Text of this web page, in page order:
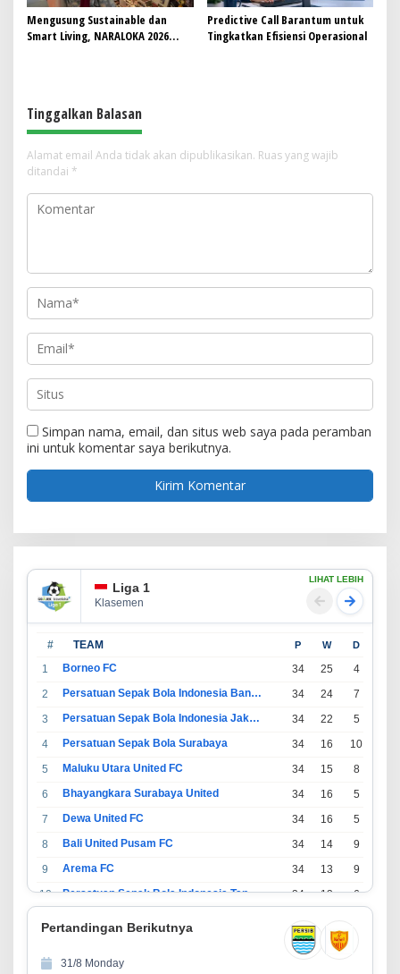
Mengusung Sustainable dan
Smart Living, NARALOKA 2026
Predictive Call Barantum untuk
Tingkatkan Efisiensi Operasional
Tinggalkan Balasan
Alamat email Anda tidak akan dipublikasikan. Ruas yang wajib
ditandai *
Simpan nama, email, dan situs web saya pada peramban
ini untuk komentar saya berikutnya.
Liga 1
Klasemen
LIHAT LEBIH
# TEAM P W D
1 Borneo FC 34 25 4
2
Persatuan Sepak Bola Indonesia Bandung 34 24 7
3
Persatuan Sepak Bola Indonesia Jakarta 34 22 5
4
Persatuan Sepak Bola Surabaya 34 16 10
5
Maluku Utara United FC 34 15 8
6
Bhayangkara Surabaya United 34 16 5
7
Dewa United FC 34 16 5
8
Bali United Pusam FC 34 14 9
9
Arema FC 34 13 9
10
Persatuan Sepak Bola Indonesia Tangerang 34 13 6
34 11
13
Pertandingan Berikutnya
31/8 Monday